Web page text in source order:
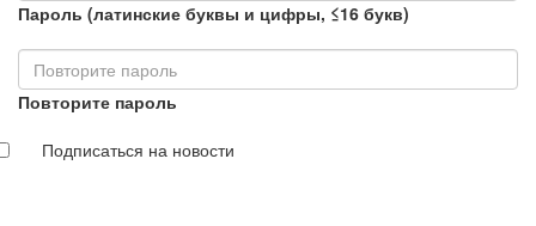
Пароль (латинские буквы и цифры, ≤16 букв)
Повторите пароль
Подписаться на новости